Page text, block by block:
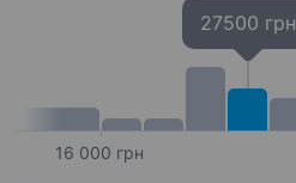
16 000 грн
27500 грн